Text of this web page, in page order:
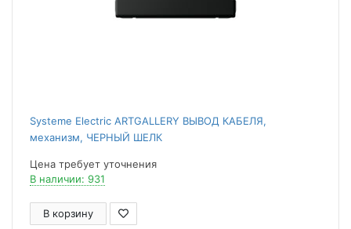
Systeme Electric ARTGALLERY ВЫВОД КАБЕЛЯ,
механизм, ЧЕРНЫЙ ШЕЛК
Цена требует уточнения
В наличии: 931
В корзину